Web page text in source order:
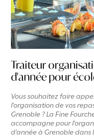
Traiteur
d'année pour
Vous souhaitez faire
l'organisation de vos
Grenoble ? La Fine
accompagne pour
d'année à Grenoble dans